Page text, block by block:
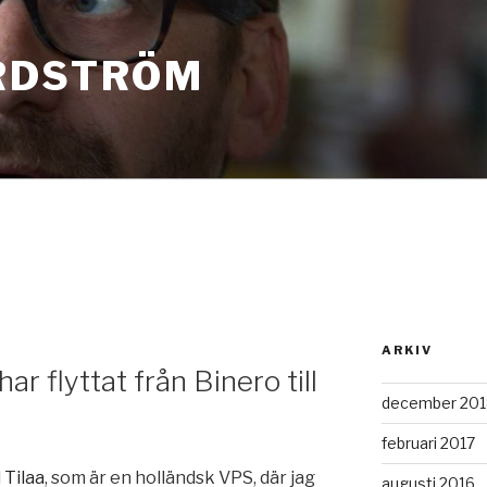
flyttat från Binero till
Tilaa, som är en holländsk VPS, där jag
ARKIV
december
februari 2017
augusti 2016